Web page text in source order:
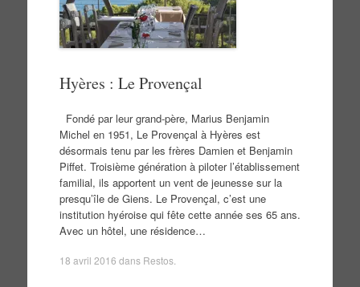
Hyères : Le Provençal
Fondé par leur grand-père, Marius Benjamin
Michel en 1951, Le Provençal à Hyères est
désormais tenu par les frères Damien et Benjamin
Piffet. Troisième génération à piloter l’établissement
familial, ils apportent un vent de jeunesse sur la
presqu’île de Giens. Le Provençal, c’est une
institution hyéroise qui fête cette année ses 65 ans.
Avec un hôtel, une résidence…
18 avril 2016 dans Restos.